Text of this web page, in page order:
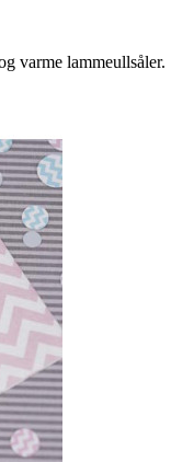
varme lammeullsåler.